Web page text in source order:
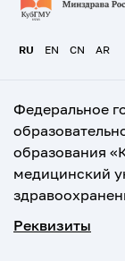
RU EN CN AR
Федеральное
образования
медицинский
Реквизиты